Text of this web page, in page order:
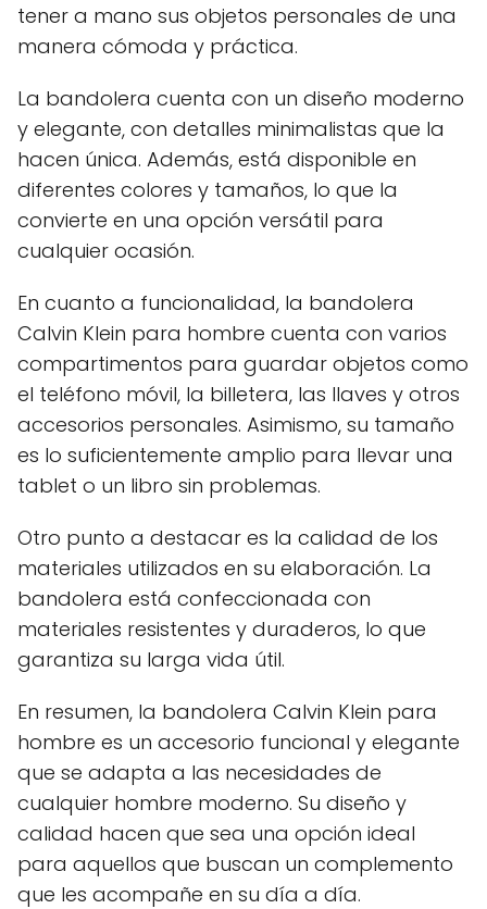
tener a mano sus objetos personales de una
manera cómoda y práctica.
La bandolera cuenta con un diseño moderno
y elegante, con detalles minimalistas que la
hacen única. Además, está disponible en
diferentes colores y tamaños, lo que la
convierte en una opción versátil para
cualquier ocasión.
En cuanto a funcionalidad, la bandolera
Calvin Klein para hombre cuenta con varios
compartimentos para guardar objetos como
el teléfono móvil, la billetera, las llaves y otros
accesorios personales. Asimismo, su tamaño
es lo suficientemente amplio para llevar una
tablet o un libro sin problemas.
Otro punto a destacar es la calidad de los
materiales utilizados en su elaboración. La
bandolera está confeccionada con
materiales resistentes y duraderos, lo que
garantiza su larga vida útil.
En resumen, la bandolera Calvin Klein para
hombre es un accesorio funcional y elegante
que se adapta a las necesidades de
cualquier hombre moderno. Su diseño y
calidad hacen que sea una opción ideal
para aquellos que buscan un complemento
que les acompañe en su día a día.